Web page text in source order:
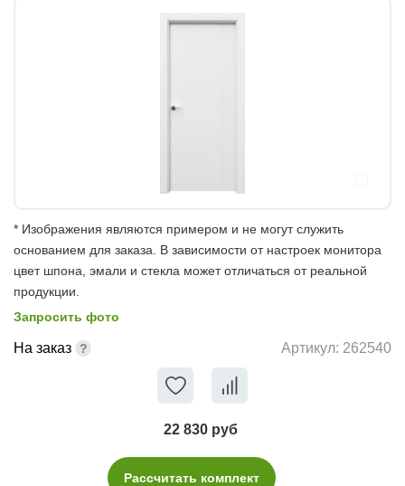
* Изображения являются примером и не могут служить
основанием для заказа. В зависимости от настроек монитора
цвет шпона, эмали и стекла может отличаться от реальной
продукции.
Запросить фото
На заказ Артикул: 262540
22 830 руб
Рассчитать комплект